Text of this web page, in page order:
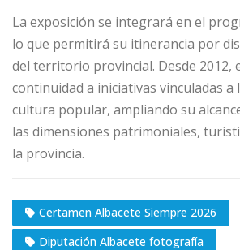
La exposición se integrará en el
lo que permitirá su itinerancia por
del territorio provincial. Desde 2012,
continuidad a iniciativas vinculadas a
cultura popular, ampliando su
las dimensiones patrimoniales,
la provincia.
Certamen Albacete Siempre 2026
Diputación Albacete fotografía